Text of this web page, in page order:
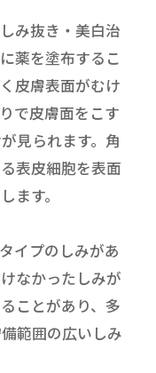
み抜き・美白治
薬を塗布するこ
皮膚表面がむけ
で皮膚面をこす
見られます。角
表皮細胞を表面
ます。
イプのしみがあ
なかったしみが
ことがあり、多
範囲の広いしみ